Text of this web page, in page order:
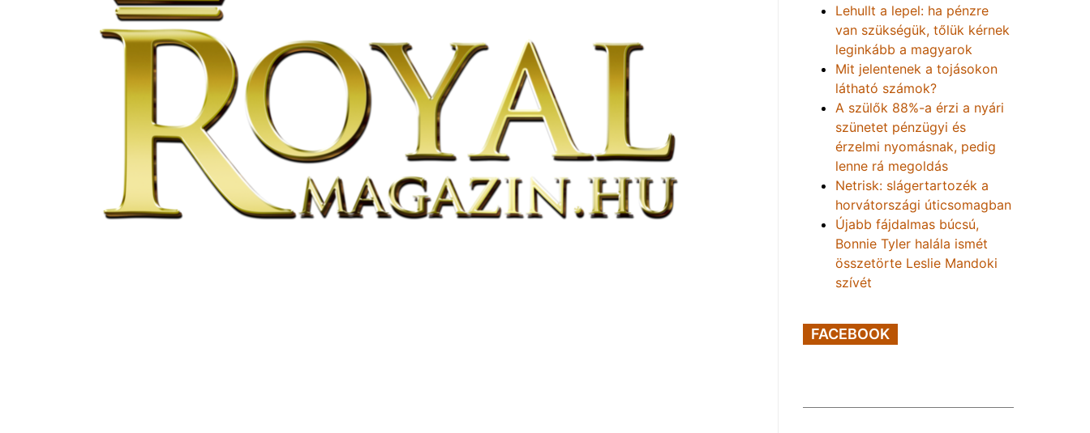
Lehullt a lepel: ha pénzre
van szükségük, tőlük kérnek
leginkább a magyarok
Mit jelentenek a tojásokon
látható számok?
A szülők 88%-a érzi a nyári
szünetet pénzügyi és
érzelmi nyomásnak, pedig
lenne rá megoldás
Netrisk: slágertartozék a
horvátországi úticsomagban
Újabb fájdalmas búcsú,
Bonnie Tyler halála ismét
összetörte Leslie Mandoki
szívét
FACEBOOK